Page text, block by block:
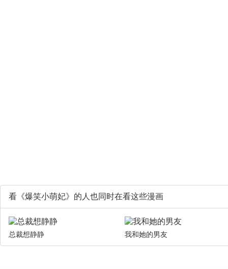
看《爆笑小萌妃》的人也同时在看这些漫画
总裁想静静 我和她的男友